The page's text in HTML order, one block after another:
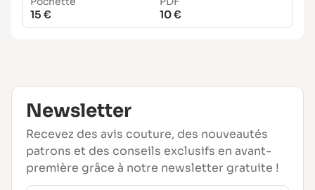
15 € 10 €
Newsletter
Recevez des avis couture, des nouveautés
patrons et des conseils exclusifs en avant-
première grâce à notre newsletter gratuite !